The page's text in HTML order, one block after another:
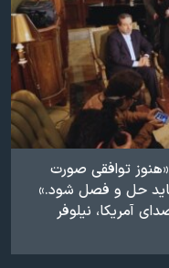
توافقی صورت
حل و فصل شود.»
آمريکا، نيلوفر